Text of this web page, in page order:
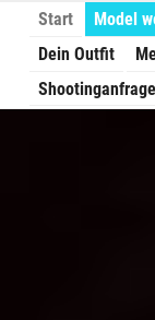
springen
Start Model
Dein Outfit
Shootinganfrage